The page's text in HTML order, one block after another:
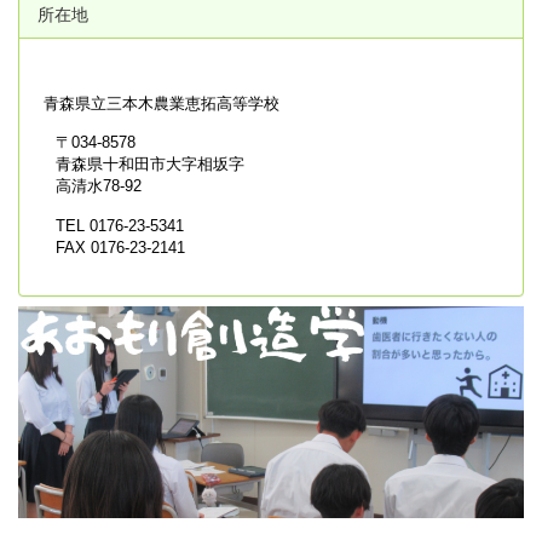
所在地
青森県立三本木農業恵拓高等学校
〒034-8578
青森県十和田市大字相坂字
高清水78-92
TEL 0176-23-5341
FAX 0176-23-2141